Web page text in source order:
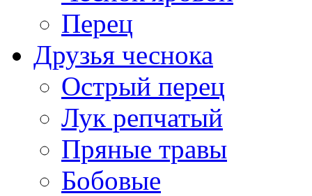
Перец
Друзья чеснока
Острый перец
Лук репчатый
Пряные травы
Бобовые